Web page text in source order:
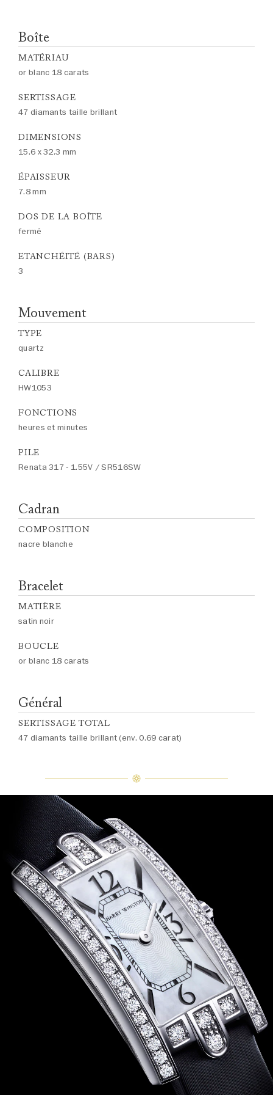
Boîte
MATÉRIAU
or blanc 18 carats
SERTISSAGE
47 diamants taille brillant
DIMENSIONS
15.6 x 32.3 mm
ÉPAISSEUR
7.8 mm
DOS DE LA BOÎTE
fermé
ETANCHÉITÉ (BARS)
3
Mouvement
TYPE
quartz
CALIBRE
HW1053
FONCTIONS
heures et minutes
PILE
Renata 317 - 1.55V / SR516SW
Cadran
COMPOSITION
nacre blanche
Bracelet
MATIÈRE
satin noir
BOUCLE
or blanc 18 carats
Général
SERTISSAGE TOTAL
47 diamants taille brillant (env. 0.69 carat)